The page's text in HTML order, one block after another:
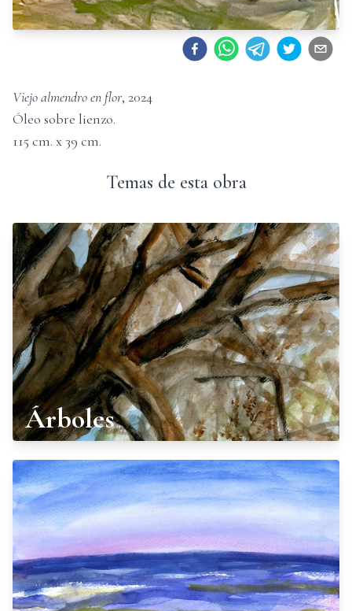
Viejo almendro en flor, 2024
Óleo sobre lienzo.
115 cm. x 39 cm.
Temas de esta obra
Árboles